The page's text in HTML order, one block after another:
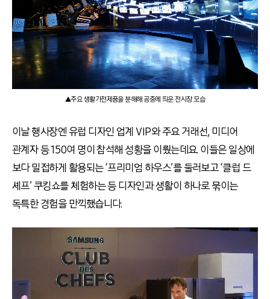
▲주요 생활가전제품을 분해해 공중에 띄운 전시장 모습
이날 행사장엔 유럽 디자인 업계 VIP와 주요 거래선, 미디어
관계자 등 150여 명이 참석해 성황을 이뤘는데요. 이들은 일상에
보다 밀접하게 활용되는 ‘프리미엄 하우스’를 둘러보고 ‘클럽 드
셰프’ 쿠킹쇼를 체험하는 등 디자인과 생활이 하나로 묶이는
독특한 경험을 만끽했습니다.